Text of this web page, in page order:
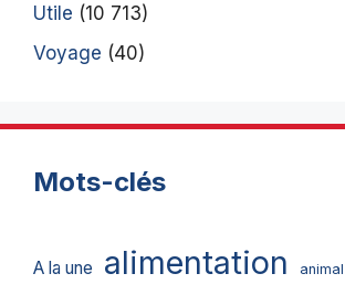
Utile (10 713)
Voyage (40)
Mots-clés
A la une alimentation animal